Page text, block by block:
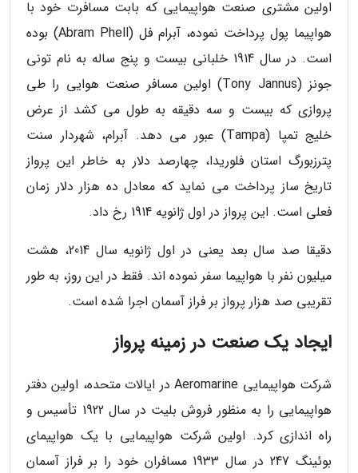
اولین مشتری صنعت هواپیمایی که بابت مسافرت خود با
هواپیما پول پرداخت نموده، آبرام فل (Abram Phell) بوده
است. در سال 1914 خلبانی بیست و پنج ساله به نام تونی
جونز (Tony Jannus) اولین مسافر صنعت هوایی را طی
پروازی که بیست و سه دقیقه به طول می کشد از عرض
خلیج تمپا (Tampa) عبور می دهد. آبرام، شهردار سنت
پترزبورگ استان فلوریدا، چهارصد دلار به خاطر این پرواز
تاریخ ساز پرداخت می نماید که معادل ده هزار دلار زمان
فعلی است. این پرواز در اول ژانویه 1914 رخ داد.
دقیقا صد سال بعد یعنی در اول ژانویه سال 2014، هشت
میلیون نفر با هواپیما سفر نموده اند. فقط در این روز، به طور
تقریبی صد هزار پرواز بر فراز آسمان اجرا شده است.
ایجاد یک صنعت در زمینه پرواز
شرکت هواپیمایی Aeromarine در ایالات متحده، اولین دفتر
هواپیمایی را به منظور فروش بلیت در سال 1922 تأسیس و
راه اندازی کرد. اولین شرکت هواپیمایی با یک هواپیمای
بوئینگ 247 در سال 1933 مسافران خود را بر فراز آسمان